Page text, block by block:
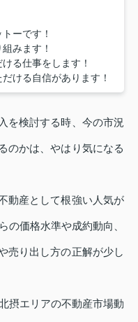
ーです！
みます！
る仕事をします！
ける自信があります！
を検討する時、今の市況
のかは、やはり気になる
動産として根強い人気が
の価格水準や成約動向、
売り出し方の正解が少し
摂エリアの不動産市場動